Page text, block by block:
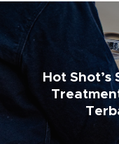
Hot